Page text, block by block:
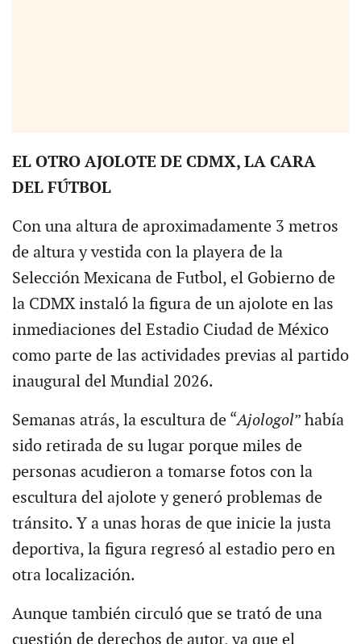
EL OTRO AJOLOTE DE CDMX, LA CARA
DEL FÚTBOL
Con una altura de aproximadamente 3 metros
de altura y vestida con la playera de la
Selección Mexicana de Futbol, el Gobierno de
la CDMX instaló la figura de un ajolote en las
inmediaciones del Estadio Ciudad de México
como parte de las actividades previas al partido
inaugural del Mundial 2026.
Semanas atrás, la escultura de “Ajologol” había
sido retirada de su lugar porque miles de
personas acudieron a tomarse fotos con la
escultura del ajolote y generó problemas de
tránsito. Y a unas horas de que inicie la justa
deportiva, la figura regresó al estadio pero en
otra localización.
Aunque también circuló que se trató de una
cuestión de derechos de autor, ya que el